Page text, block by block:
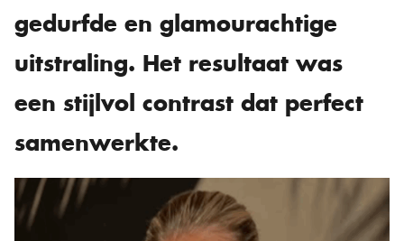
gedurfde en glamourachtige
uitstraling. Het resultaat was
een stijlvol contrast dat perfect
samenwerkte.